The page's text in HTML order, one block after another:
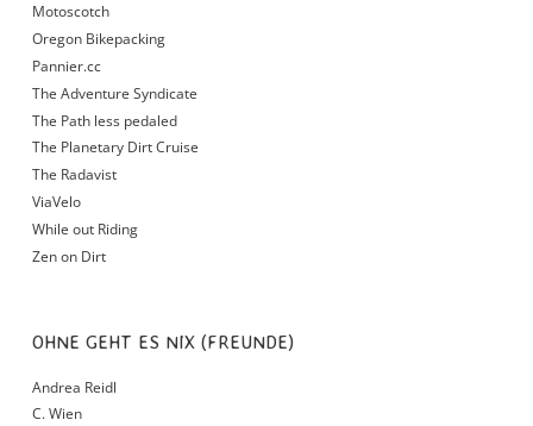
Motoscotch
Oregon Bikepacking
Pannier.cc
The Adventure Syndicate
The Path less pedaled
The Planetary Dirt Cruise
The Radavist
ViaVelo
While out Riding
Zen on Dirt
OHNE GEHT ES NIX (FREUNDE)
Andrea Reidl
C. Wien